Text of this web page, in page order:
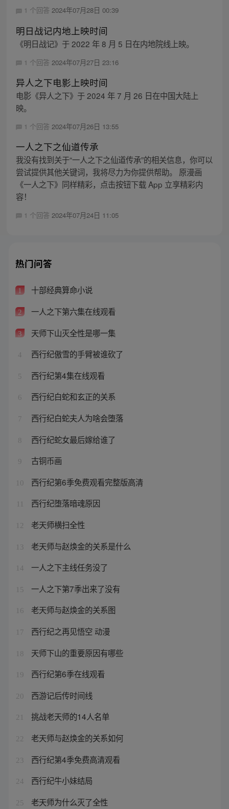
1 个回答 2024年07月28日 00:39
明日战记内地上映时间
《明日战记》于 2022 年 8 月 5 日在内地院线上映。
1 个回答 2024年07月27日 23:16
异人之下电影上映时间
电影《异人之下》于 2024 年 7 月 26 日在中国大陆上
映。
1 个回答 2024年07月26日 13:55
一人之下之仙道传承
我没有找到关于“一人之下之仙道传承”的相关信息，你可以
尝试提供其他关键词，我将尽力为你提供帮助。 原漫画
《一人之下》同样精彩，点击按钮下载 App 立享精彩内
容！
1 个回答 2024年07月24日 11:05
热门问答
1 十部经典算命小说
2 一人之下第六集在线观看
3 天师下山灭全性是哪一集
4 西行纪傲雪的手臂被谁砍了
5 西行纪第4集在线观看
6 西行纪白蛇和玄正的关系
7 西行纪白蛇夫人为啥会堕落
8 西行纪蛇女最后嫁给谁了
9 古铜币画
10 西行纪第6季免费观看完整版高清
西行纪堕落暗魂原因
12 老天师横扫全性
13 老天师与赵焕金的关系是什么
14 一人之下主线任务没了
15 一人之下第7季出来了没有
16 老天师与赵焕金的关系图
17 西行纪之再见悟空 动漫
18 天师下山的重要原因有哪些
19 西行纪第6季在线观看
20 西游记后传时间线
21 挑战老天师的14人名单
22 老天师与赵焕金的关系如何
23 西行纪第4季免费高清观看
24 西行纪牛小妹结局
25 老天师为什么灭了全性